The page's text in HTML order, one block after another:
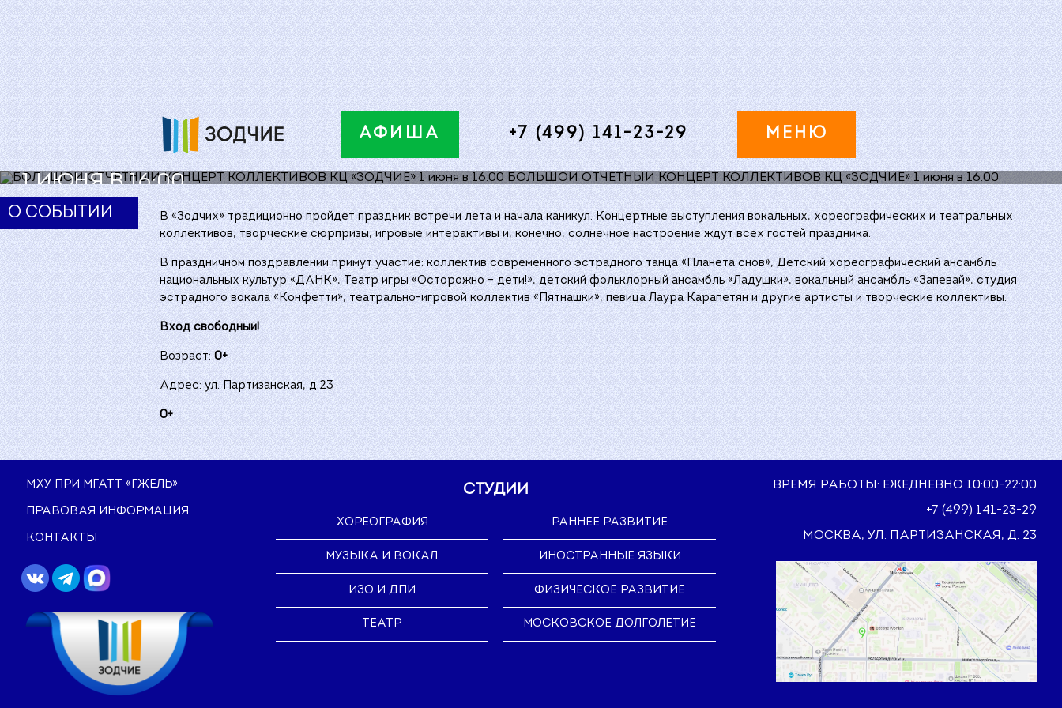
АФИША +7 (499) 141-23-29 МЕНЮ
БОЛЬШОЙ ОТЧЕТНЫЙ КОНЦЕРТ
КОЛЛЕКТИВОВ КЦ «ЗОДЧИЕ» 1 ИЮНЯ
В 16.00
1 ИЮНЯ В 16:00
О СОБЫТИИ
В «Зодчих» традиционно пройдет праздник встречи лета и начала каникул. Концертные выступления вокальных, хореографических и театральных
коллективов, творческие сюрпризы, игровые интерактивы и, конечно, солнечное настроение ждут всех гостей праздника.
В праздничном поздравлении примут участие: коллектив современного эстрадного танца «Планета снов», Детский хореографический ансамбль
национальных культур «ДАНК», Театр игры «Осторожно – дети!», детский фольклорный ансамбль «Ладушки», вокальный ансамбль «Запевай», студия
эстрадного вокала «Конфетти», театрально-игровой коллектив «Пятнашки», певица Лаура Карапетян и другие артисты и творческие коллективы.
Вход свободный!
Возраст: 0+
Адрес: ул. Партизанская, д.23
0+
МХУ ПРИ МГАТТ «ГЖЕЛЬ»
ПРАВОВАЯ ИНФОРМАЦИЯ
КОНТАКТЫ
СТУДИИ
ХОРЕОГРАФИЯ
МУЗЫКА И ВОКАЛ
ИЗО И ДПИ
ТЕАТР
РАННЕЕ РАЗВИТИЕ
ИНОСТРАННЫЕ ЯЗЫКИ
ФИЗИЧЕСКОЕ РАЗВИТИЕ
МОСКОВСКОЕ ДОЛГОЛЕТИЕ
ВРЕМЯ РАБОТЫ: ЕЖЕДНЕВНО 10:00-22:00
+7 (499) 141-23-29
МОСКВА, УЛ. ПАРТИЗАНСКАЯ, Д. 23